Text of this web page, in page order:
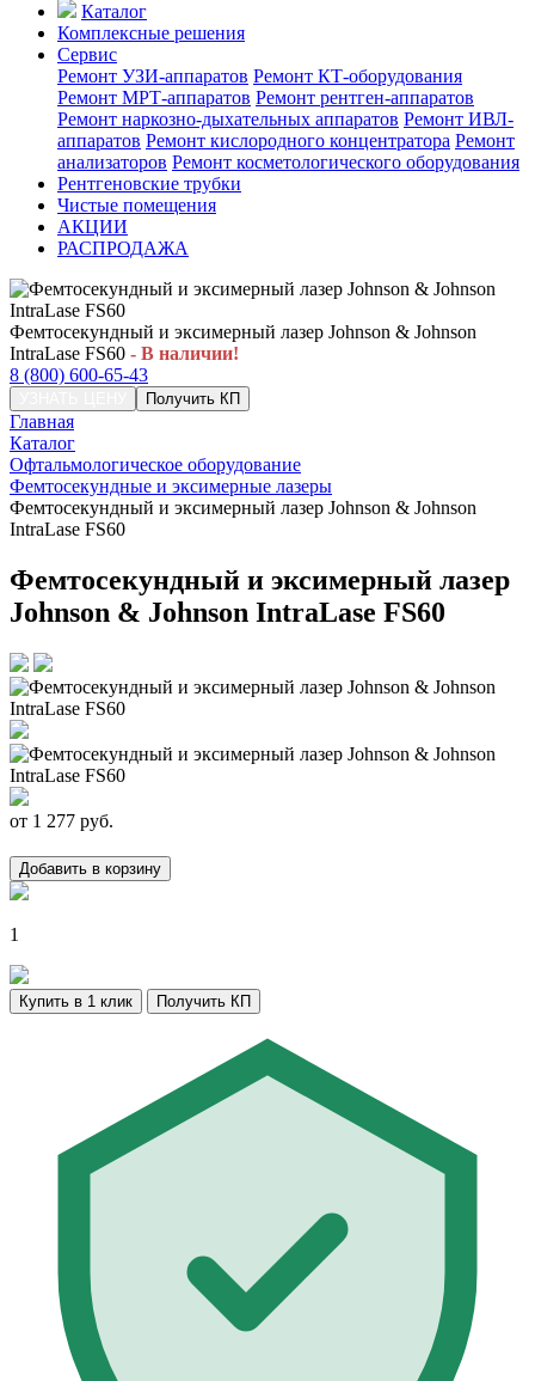
Каталог
Комплексные решения
Сервис
Ремонт УЗИ-аппаратов Ремонт КТ-оборудования
Ремонт МРТ-аппаратов Ремонт рентген-аппаратов
Ремонт наркозно-дыхательных аппаратов Ремонт ИВЛ-
аппаратов Ремонт кислородного концентратора Ремонт
анализаторов Ремонт косметологического оборудования
Рентгеновские трубки
Чистые помещения
АКЦИИ
РАСПРОДАЖА
Фемтосекундный и эксимерный лазер Johnson & Johnson
IntraLase FS60 - В наличии!
8 (800) 600-65-43
Получить КП
Главная
Каталог
Офтальмологическое оборудование
Фемтосекундные и эксимерные лазеры
Фемтосекундный и эксимерный лазер Johnson & Johnson
IntraLase FS60
Фемтосекундный и эксимерный лазер
Johnson & Johnson IntraLase FS60
от 1 277 руб.
Добавить в корзину
1
Купить в 1 клик Получить КП